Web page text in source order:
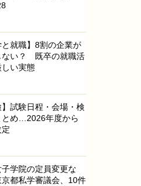
と就職】8割の企業が
ない？ 既卒の就職活
い実態
】試験日程・会場・検
とめ…2026年度から
学院の定員変更な
都私学審議会、10件